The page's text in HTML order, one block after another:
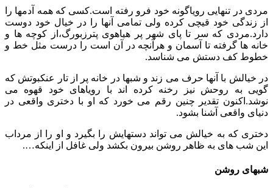
مردی در تنهایی رویاگونه خود فرو رفته است.کسی که همه آدمها را
از زندگی خود قیچی کرده ولی تمامی آنها را در خیال خود دوست
دارد.مردی که سر تا پای شهر پر هیاهوی پترزبورگ،از کوچه ها و
خانه ها گرفته تا آسمان و هرآنچه در آن است را درست مثل خط و
خطوط کف دستش می شناسد.
در خیالش با آنها حرف می زند و شبها در خانه پر از تار عنکبوتش که
گویی به روحش نیز رخنه کرده اند با رویاهای خود قهوه می
نوشد.اکنون تقدیر چنین رقم می خورد که او با دختری واقعی در
دنیای واقعی آشنا بشود.
دختری که به خیالش می تواند دستهایش را بگیرد و او را از مرداب
این شب های به ظاهر روشن بیرون بکشد ولی غافل از اینکه….
شبهای روشن